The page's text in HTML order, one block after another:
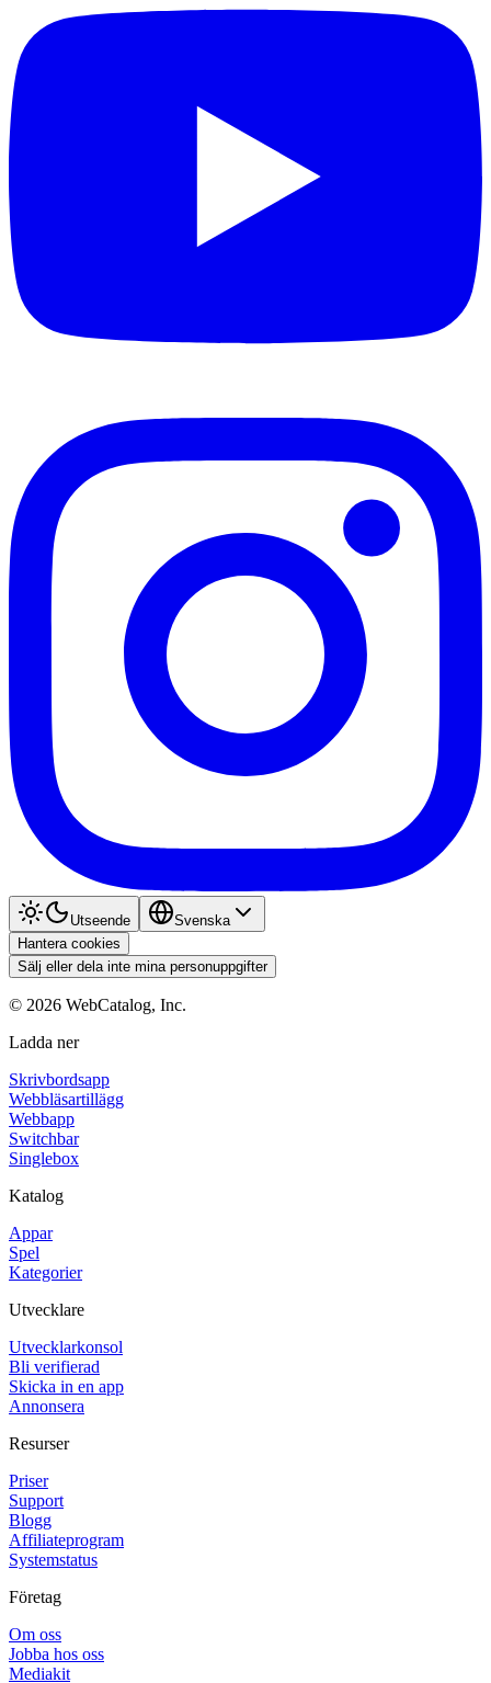
Utseende
Svenska
Hantera cookies
Sälj eller dela inte mina personuppgifter
© 2026 WebCatalog, Inc.
Ladda ner
Skrivbordsapp
Webbläsartillägg
Webbapp
Switchbar
Singlebox
Katalog
Appar
Spel
Kategorier
Utvecklare
Utvecklarkonsol
Bli verifierad
Skicka in en app
Annonsera
Resurser
Priser
Support
Blogg
Affiliateprogram
Systemstatus
Företag
Om oss
Jobba hos oss
Mediakit